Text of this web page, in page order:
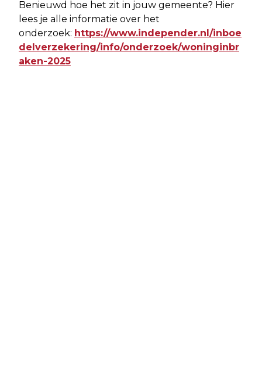
Benieuwd hoe het zit in jouw gemeente? Hier
lees je alle informatie over het
onderzoek: https://www.independer.nl/inboe
delverzekering/info/onderzoek/woninginbr
aken-2025